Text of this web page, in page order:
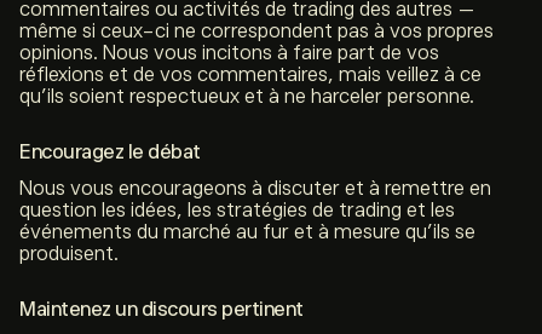
commentaires ou activités de trading des autres —
même si ceux-ci ne correspondent pas à vos propres
opinions. Nous vous incitons à faire part de vos
réflexions et de vos commentaires, mais veillez à ce
qu’ils soient respectueux et à ne harceler personne.
Encouragez le débat
Nous vous encourageons à discuter et à remettre en
question les idées, les stratégies de trading et les
événements du marché au fur et à mesure qu’ils se
produisent.
Maintenez un discours pertinent